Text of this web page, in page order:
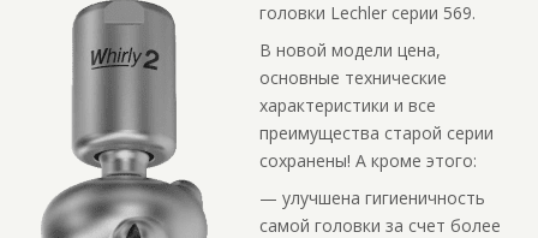
головки Lechler серии 569.
В новой модели цена,
основные технические
характеристики и все
преимущества старой серии
сохранены! А кроме этого:
— улучшена гигиеничность
самой головки за счет более